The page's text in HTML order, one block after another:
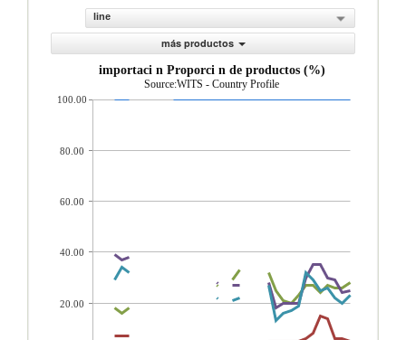
line
más productos
importaci n Proporci n de productos (%)
Source:WITS - Country Profile
100.00
80.00
60.00
40.00
20.00